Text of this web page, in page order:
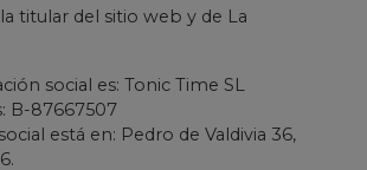
titular del sitio web y de La
social es: Tonic Time SL
B-87667507
está en: Pedro de Valdivia 36,